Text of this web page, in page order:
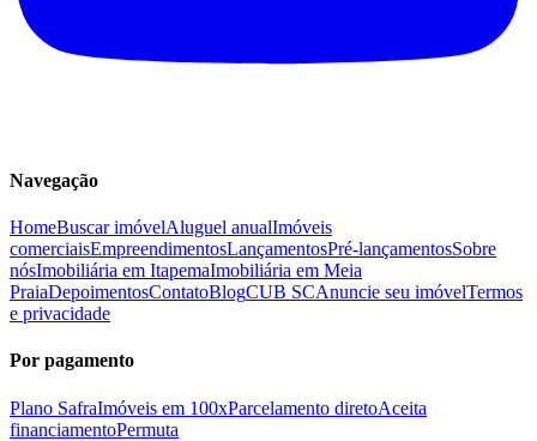
Navegação
HomeBuscar imóvelAluguel anualImóveis
comerciaisEmpreendimentosLançamentosPré-lançamentosSobre
nósImobiliária em ItapemaImobiliária em Meia
PraiaDepoimentosContatoBlogCUB SCAnuncie seu imóvelTermos
e privacidade
Por pagamento
Plano SafraImóveis em 100xParcelamento diretoAceita
financiamentoPermuta